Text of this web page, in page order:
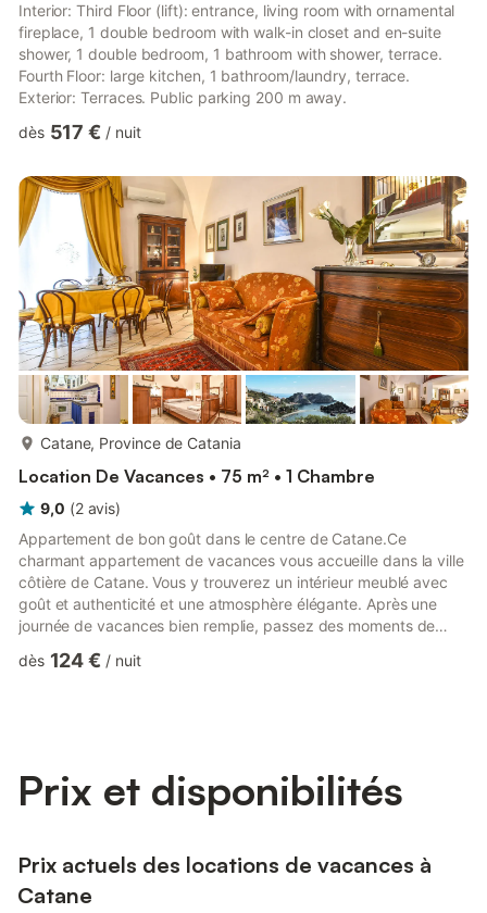
Interior: Third Floor (lift): entrance, living room with ornamental
fireplace, 1 double bedroom with walk-in closet and en-suite
shower, 1 double bedroom, 1 bathroom with shower, terrace.
Fourth Floor: large kitchen, 1 bathroom/laundry, terrace.
Exterior: Terraces. Public parking 200 m away.
dès 517 € / nuit
Catane, Province de Catania
Location De Vacances • 75 m² • 1 Chambre
9,0 (2 avis)
Appartement de bon goût dans le centre de Catane.Ce
charmant appartement de vacances vous accueille dans la ville
côtière de Catane. Vous y trouverez un intérieur meublé avec
goût et authenticité et une atmosphère élégante. Après une
journée de vacances bien remplie, passez des moments de
le centre historique de Catane, à quelques pas de
dès 124 € / nuit
Prix et disponibilités
Prix actuels des locations de vacances à
Catane